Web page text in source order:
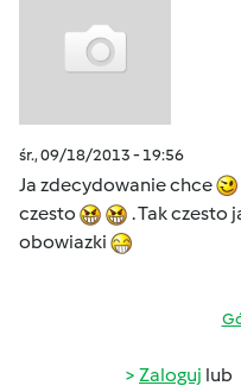
śr., 09/18/2013 - 19:56
Ja zdecydowanie chce
czesto
. Tak czesto
obowiazki
Zaloguj lub